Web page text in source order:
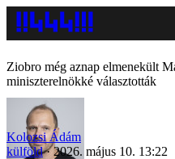
Ziobro még aznap elmenekült
miniszterelnökké választották
Kolozsi Ádám
külföld
2026. május 10. 13:22